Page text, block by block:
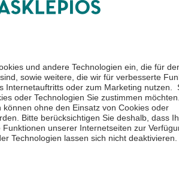
Energieverbrauch und trägt
bei. Sie ist daher ein wichtiger
Ablagerungen in den